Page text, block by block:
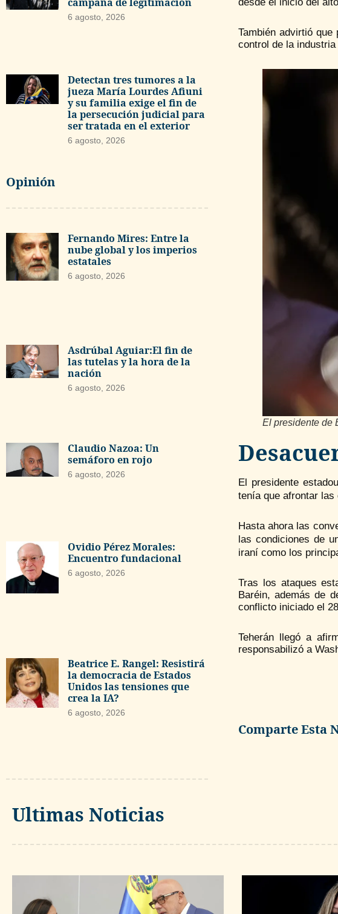
6 agosto, 2026
Detectan tres tumores a la
jueza María Lourdes Afiuni
y su familia exige el fin de
la persecución judicial para
ser tratada en el exterior
6 agosto, 2026
Opinión
Fernando Mires: Entre la
nube global y los imperios
estatales
6 agosto, 2026
Asdrúbal Aguiar:El fin de
las tutelas y la hora de la
nación
6 agosto, 2026
Claudio Nazoa: Un
semáforo en rojo
6 agosto, 2026
Ovidio Pérez Morales:
Encuentro fundacional
6 agosto, 2026
Beatrice E. Rangel: Resistirá
la democracia de Estados
Unidos las tensiones que
crea la IA?
6 agosto, 2026
También advirtió
control de la
El presidente de
El presidente
tenía que afrontar las
Hasta ahora las
las condiciones de
iraní como los
Tras los ataques
Baréin, además de
conflicto iniciado el
Teherán llegó a
responsabilizó a
Comparte Esta
Ultimas Noticias